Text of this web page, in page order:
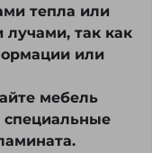
тепла или
так как
или
мебель
специальные